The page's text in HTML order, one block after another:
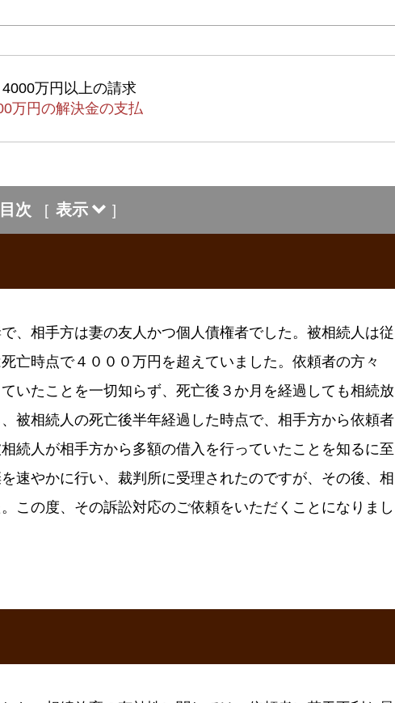
4000万円以上の請求
万円の解決金の支払
目次 [ 表示 ]
、相手方は妻の友人かつ個人債権者でした。被相続人は従
亡時点で４０００万円を超えていました。依頼者の方々
いたことを一切知らず、死亡後３か月を経過しても相続放
被相続人の死亡後半年経過した時点で、相手方から依頼者
続人が相手方から多額の借入を行っていたことを知るに至
速やかに行い、裁判所に受理されたのですが、その後、相
この度、その訴訟対応のご依頼をいただくことになりまし